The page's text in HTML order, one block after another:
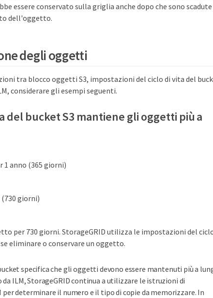
essere conservato sulla griglia anche dopo che sono
dell'oggetto.
degli oggetti
tra blocco oggetti S3, impostazioni del ciclo di vita del
considerare gli esempi seguenti.
del bucket S3 mantiene gli oggetti più a
1 anno (365 giorni)
giorni)
per 730 giorni. StorageGRID utilizza le impostazioni del
eliminare o conservare un oggetto.
specifica che gli oggetti devono essere mantenuti più a
ILM, StorageGRID continua a utilizzare le istruzioni di
determinare il numero e il tipo di copie da memorizzare. In